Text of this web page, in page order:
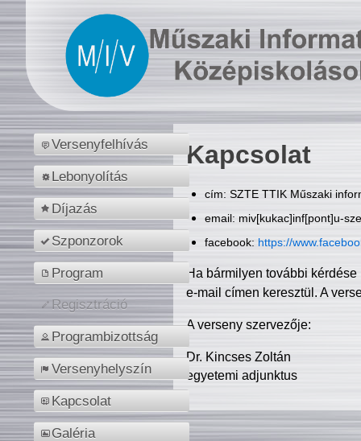
Versenyfelhívás
Lebonyolítás
Díjazás
Szponzorok
Program
Regisztráció
Programbizottság
Versenyhelyszín
Kapcsolat
Galéria
Kapcsolat
cím: SZTE TTIK Műszaki
email: miv[kukac]inf[pont]u-
facebook: https://
Ha bármilyen további
e-mail címen keresztül. A
A verseny szervezője:
Dr. Kincses Zoltán
egyetemi adjunktus